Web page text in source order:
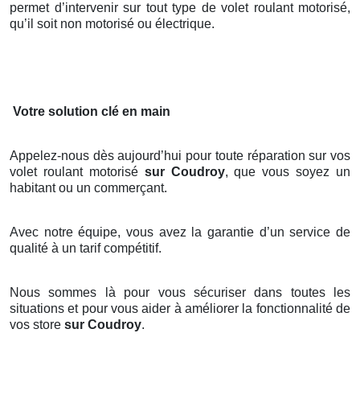
permet d’intervenir sur tout type de volet roulant motorisé,
qu’il soit non motorisé ou électrique.
Votre solution clé en main
Appelez-nous dès aujourd’hui pour toute réparation sur vos
volet roulant motorisé sur Coudroy, que vous soyez un
habitant ou un commerçant.
Avec notre équipe, vous avez la garantie d’un service de
qualité à un tarif compétitif.
Nous sommes là pour vous sécuriser dans toutes les
situations et pour vous aider à améliorer la fonctionnalité de
vos store sur Coudroy.